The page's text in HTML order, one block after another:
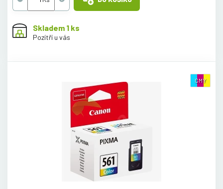
Skladem 1 ks
Pozítří u vás
CMY